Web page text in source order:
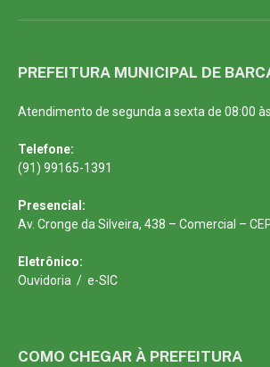
PREFEITURA MUNICIPAL DE
Atendimento de segunda a sexta de 08:00
Telefone:
(91) 99165-1391
Presencial:
Av. Cronge da Silveira, 438 – Comercial –
Eletrônico:
Ouvidoria / e-SIC
COMO CHEGAR À PREFEITURA